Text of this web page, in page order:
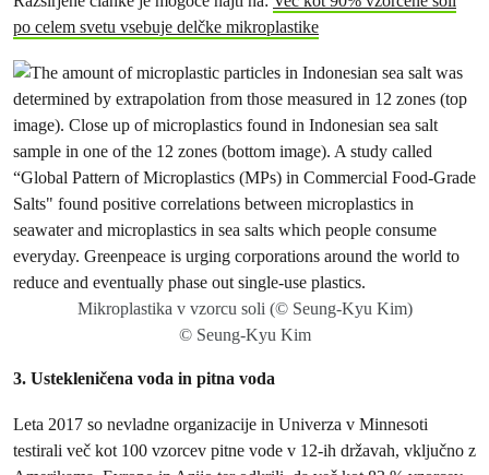
po celem svetu vsebuje delčke mikroplastike
Mikroplastika v vzorcu soli (© Seung-Kyu Kim)
© Seung-Kyu Kim
3. Ustekleničena voda in pitna voda
Leta 2017 so nevladne organizacije in Univerza v Minnesoti
testirali več kot 100 vzorcev pitne vode v 12-ih državah, vključno z